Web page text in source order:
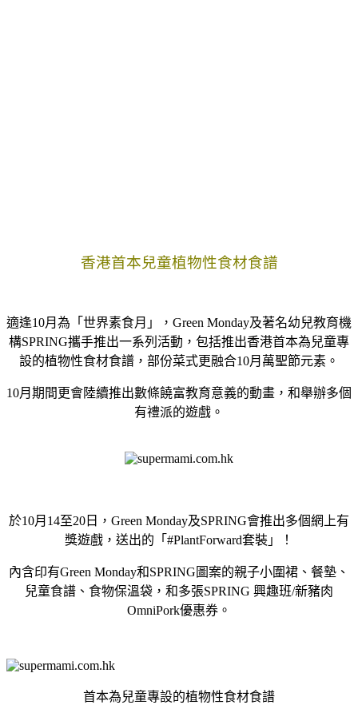
香港首本兒童植物性食材食譜
適逢10月為「世界素食月」，Green Monday及著名幼兒教育機
構SPRING攜手推出一系列活動，包括推出香港首本為兒童專
設的植物性食材食譜，部份菜式更融合10月萬聖節元素。
10月期間更會陸續推出數條饒富教育意義的動畫，和舉辦多個
有禮派的遊戲。
於10月14至20日，Green Monday及SPRING會推出多個網上有
獎遊戲，送出的「#PlantForward套裝」！
內含印有Green Monday和SPRING圖案的親子小圍裙、餐墊、
兒童食譜、食物保溫袋，和多張SPRING 興趣班/新豬肉
OmniPork優惠券。
首本為兒童專設的植物性食材食譜